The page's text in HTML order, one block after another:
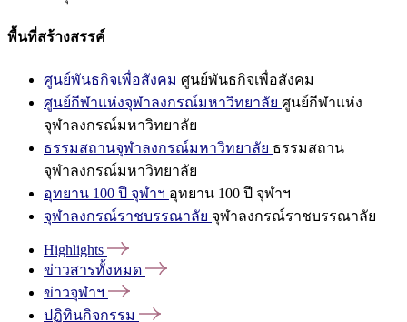
พื้นที่สร้างสรรค์
ศูนย์พันธกิจเพื่อสังคม ศูนย์พันธกิจเพื่อสังคม
ศูนย์กีฬาแห่งจุฬาลงกรณ์มหาวิทยาลัย ศูนย์กีฬาแห่ง
จุฬาลงกรณ์มหาวิทยาลัย
ธรรมสถานจุฬาลงกรณ์มหาวิทยาลัย ธรรมสถาน
จุฬาลงกรณ์มหาวิทยาลัย
อุทยาน 100 ปี จุฬาฯ อุทยาน 100 ปี จุฬาฯ
จุฬาลงกรณ์ราชบรรณาลัย จุฬาลงกรณ์ราชบรรณาลัย
Highlights
ข่าวสารทั้งหมด
ข่าวจุฬาฯ
ปฏิทินกิจกรรม